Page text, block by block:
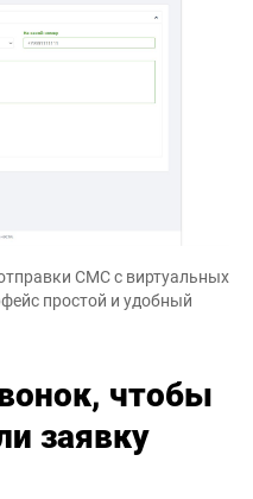
СМС с виртуальных
простой и удобный
чтобы
заявку